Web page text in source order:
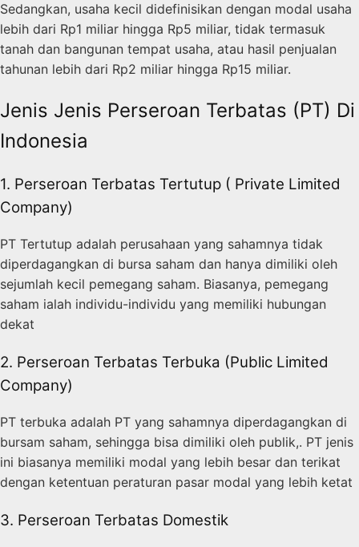
Sedangkan, usaha kecil didefinisikan dengan modal usaha
lebih dari Rp1 miliar hingga Rp5 miliar, tidak termasuk
tanah dan bangunan tempat usaha, atau hasil penjualan
tahunan lebih dari Rp2 miliar hingga Rp15 miliar.
Jenis Jenis Perseroan Terbatas (PT) Di
Indonesia
1. Perseroan Terbatas Tertutup ( Private Limited
Company)
PT Tertutup adalah perusahaan yang sahamnya tidak
diperdagangkan di bursa saham dan hanya dimiliki oleh
sejumlah kecil pemegang saham. Biasanya, pemegang
saham ialah individu-individu yang memiliki hubungan
dekat
2. Perseroan Terbatas Terbuka (Public Limited
Company)
PT terbuka adalah PT yang sahamnya diperdagangkan di
bursam saham, sehingga bisa dimiliki oleh publik,. PT jenis
ini biasanya memiliki modal yang lebih besar dan terikat
dengan ketentuan peraturan pasar modal yang lebih ketat
3. Perseroan Terbatas Domestik